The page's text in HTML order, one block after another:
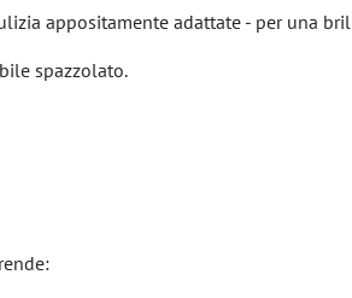
appositamente adattate - per una
spazzolato.